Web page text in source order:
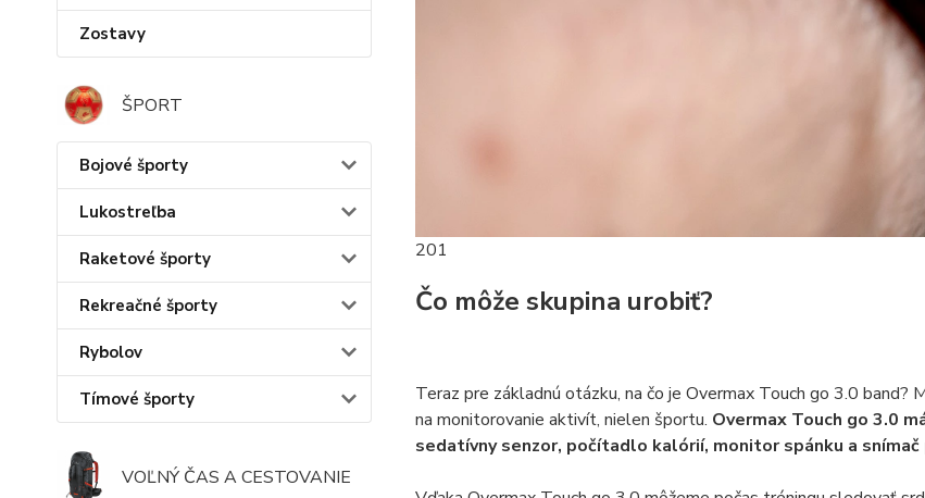
Zostavy
ŠPORT
Bojové športy
Lukostreľba
Raketové športy
Rekreačné športy
Rybolov
Tímové športy
VOĽNÝ ČAS A CESTOVANIE
201
Čo môže skupina urobiť?
Teraz pre základnú otázku, na čo je Overmax Touch go 3.0 band?
na monitorovanie aktivít, nielen športu. Overmax Touch go 3.0
sedatívny senzor, počítadlo kalórií, monitor spánku a